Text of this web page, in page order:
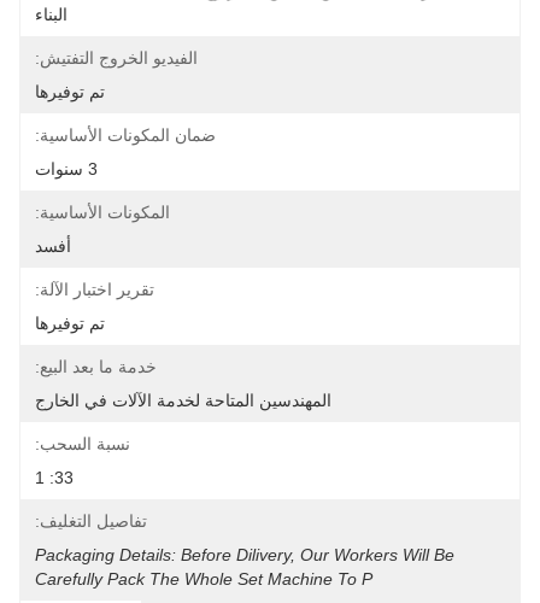
البناء
الفيديو الخروج التفتيش:
تم توفيرها
ضمان المكونات الأساسية:
3 سنوات
المكونات الأساسية:
أفسد
تقرير اختبار الآلة:
تم توفيرها
خدمة ما بعد البيع:
المهندسين المتاحة لخدمة الآلات في الخارج
نسبة السحب:
33: 1
تفاصيل التغليف:
Packaging Details: Before Dilivery, Our Workers Will Be
Carefully Pack The Whole Set Machine To P